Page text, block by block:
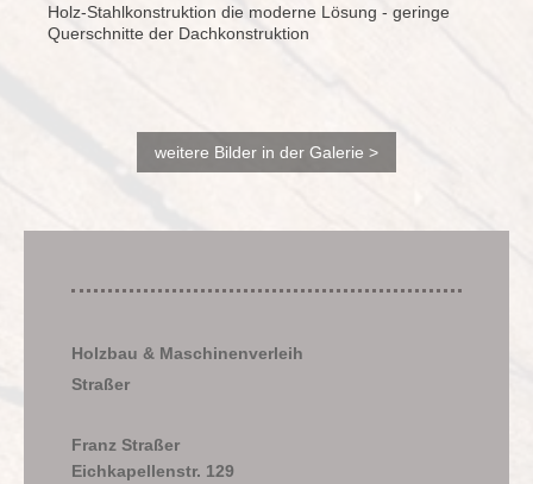
Holz-Stahlkonstruktion die moderne Lösung - geringe
Querschnitte der Dachkonstruktion
weitere Bilder in der Galerie >
Holzbau & Maschinenverleih
Straßer
Franz Straßer
Eichkapellenstr. 129